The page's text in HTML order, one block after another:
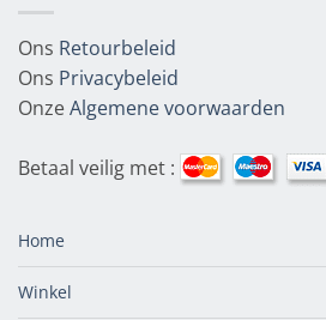
Ons Retourbeleid
Ons Privacybeleid
OnzeAlgemene voorwaarden
Betaal veilig met :
Home
Winkel